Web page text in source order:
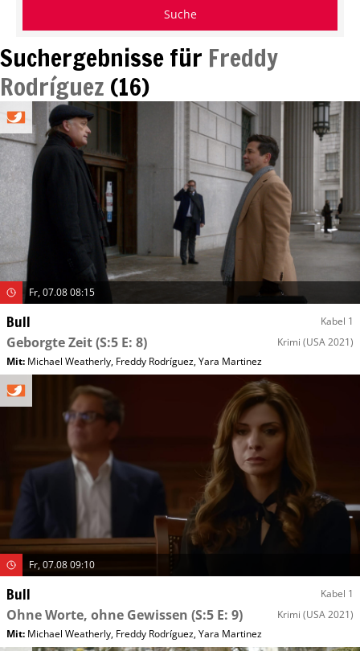
Suchergebnisse für Freddy
Rodríguez (16)
Fr, 07.08 08:15
Bull Kabel 1
Geborgte Zeit(S:5 E: 8) Krimi (USA 2021)
Mit: Michael Weatherly, Freddy Rodríguez,Yara Martinez
Fr, 07.08 09:10
Bull Kabel 1
Ohne Worte, ohne Gewissen (S:5 E: 9) Krimi (USA 2021)
Mit: Michael Weatherly, Freddy Rodríguez,Yara Martinez
Suche